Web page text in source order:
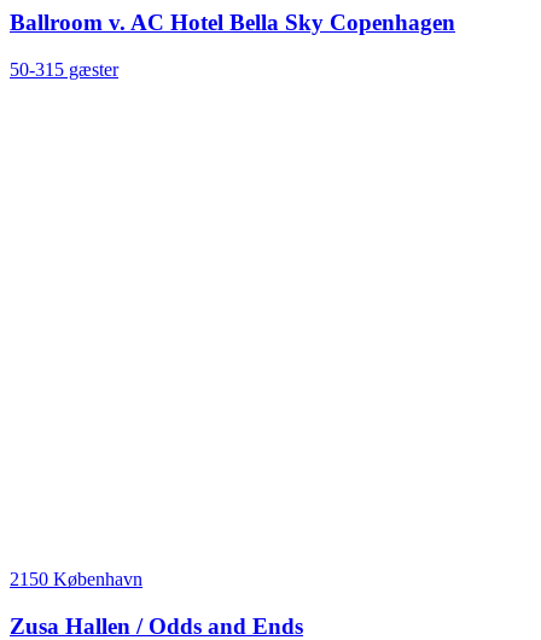
Ballroom v. AC Hotel Bella Sky Copenhagen
50-315 gæster
2150 København
Zusa Hallen / Odds and Ends